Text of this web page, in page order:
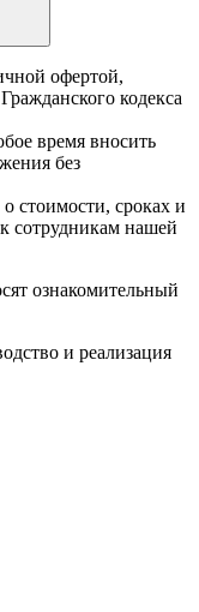
офертой,
кодекса
время вносить
без
стоимости, сроках и
сотрудникам нашей
ознакомительный
и реализация